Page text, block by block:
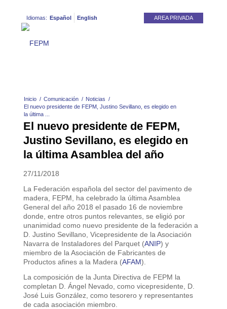
AREA PRIVADA
Idiomas: Español English
Inicio / Comunicación / Noticias
/
El nuevo presidente de FEPM, Justino Sevillano, es elegido en
la última ...
El nuevo presidente de FEPM,
Justino Sevillano, es elegido en
la última Asamblea del año
27/11/2018
La Federación española del sector del pavimento de
madera, FEPM, ha celebrado la última Asamblea
General del año 2018 el pasado 16 de noviembre
donde, entre otros puntos relevantes, se eligió por
unanimidad como nuevo presidente de la federación a
D. Justino Sevillano, Vicepresidente de la Asociación
Navarra de Instaladores del Parquet (ANIP) y
miembro de la Asociación de Fabricantes de
Productos afines a la Madera (AFAM).
La composición de la Junta Directiva de FEPM la
completan D. Ángel Nevado, como vicepresidente, D.
José Luis González, como tesorero y representantes
de cada asociación miembro.